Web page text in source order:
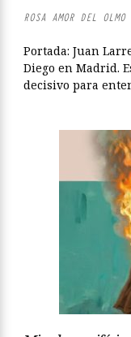
ROSA AMOR DEL OLMO
Portada: Juan
Diego en Madrid.
decisivo para